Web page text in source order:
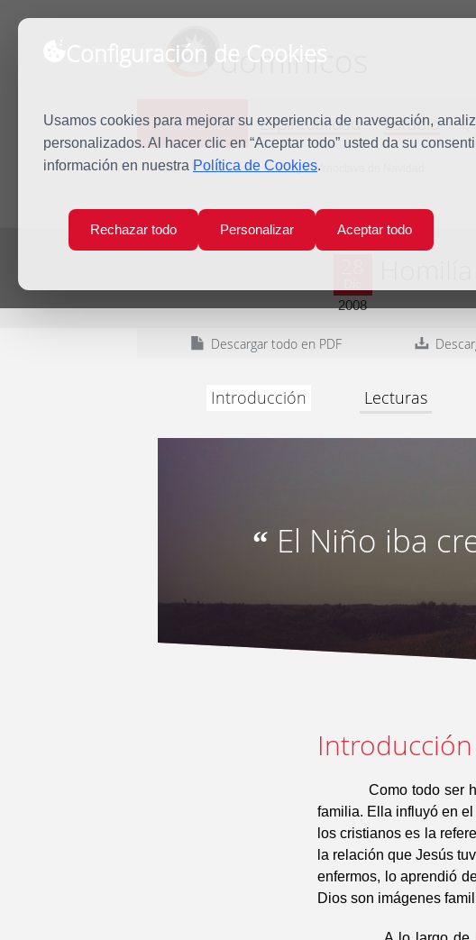
Configuración de Cookies
Usamos cookies para mejorar su experiencia de navegación,
personalizados. Al hacer clic en “Aceptar todo” usted da su
información en nuestra Política de Cookies.
Rechazar todo Personalizar Aceptar todo
dominicos
Predicación Espiritualidad Estudio
Inicio Predicación Domingo Infraoctava de Navidad
2008
Descargar todo en PDF
Introducción Lecturas
“ El Niño iba
Como todo ser
familia. Ella influyó en
los cristianos es la
la relación que Jesús
enfermos, lo aprendió
Dios son imágenes